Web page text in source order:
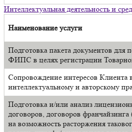
Интеллектуальная деятельность и
Наименование услуги
Подготовка пакета документов для
ФИПС в целях регистрации
Сопровождение интересов Клиента
интеллектуальному и авторскому
Подготовка и/или анализ
договоров, договоров
на возможность расторжения